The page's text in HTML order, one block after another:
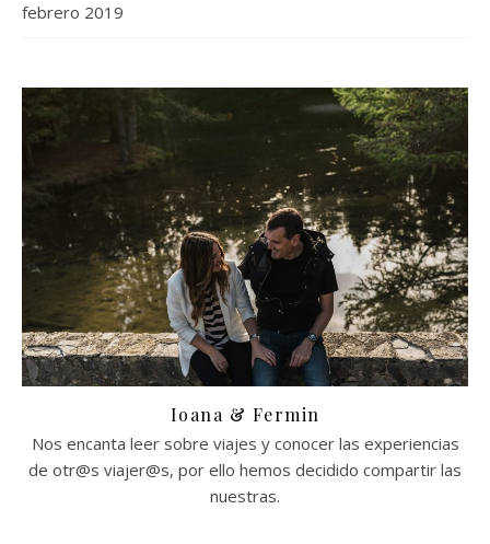
febrero 2019
Ioana & Fermin
Nos encanta leer sobre viajes y conocer las experiencias
de otr@s viajer@s, por ello hemos decidido compartir las
nuestras.